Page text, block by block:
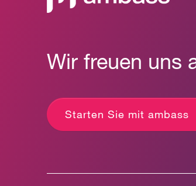
Wir freuen uns
Starten Sie mit ambass